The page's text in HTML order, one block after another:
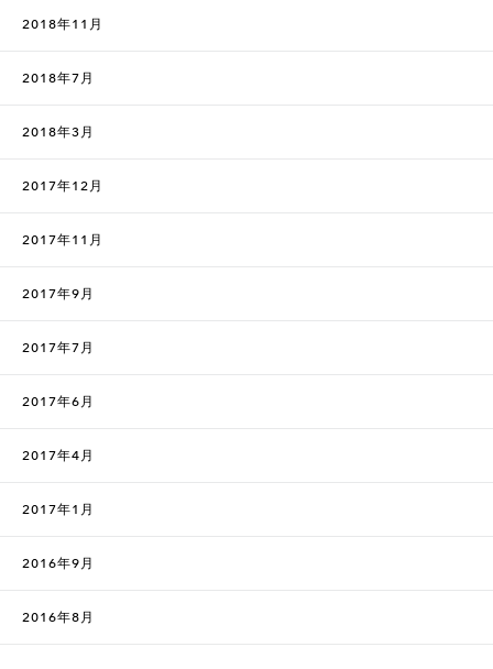
2018年11月
2018年7月
2018年3月
2017年12月
2017年11月
2017年9月
2017年7月
2017年6月
2017年4月
2017年1月
2016年9月
2016年8月